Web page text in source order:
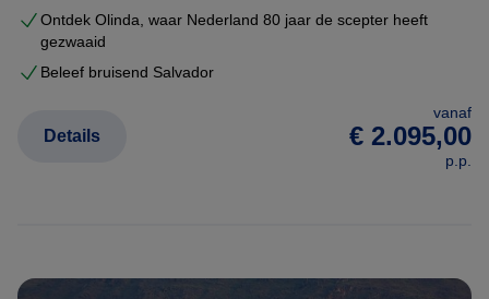
Ontdek Olinda, waar Nederland 80 jaar de scepter heeft
gezwaaid
Beleef bruisend Salvador
vanaf
€ 2.095,00
p.p.
Details